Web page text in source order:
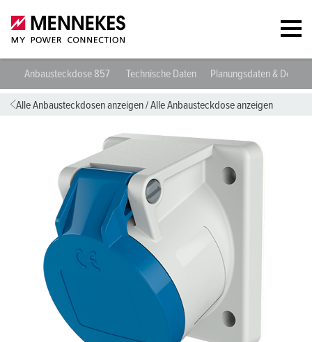
Anbausteckdose 857 Technische Daten Planungsdaten &
Alle Anbausteckdosen anzeigen/Alle Anbausteckdose anzeigen